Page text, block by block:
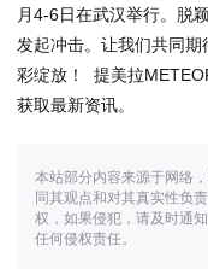
月4-6日在武汉举行。脱
发起冲击。让我们共同
彩绽放！ 提美拉
获取最新资讯。
本站部分内容来源于网络
同其观点和对其真实性负
权，如果侵犯，请及时通
任何侵权责任。